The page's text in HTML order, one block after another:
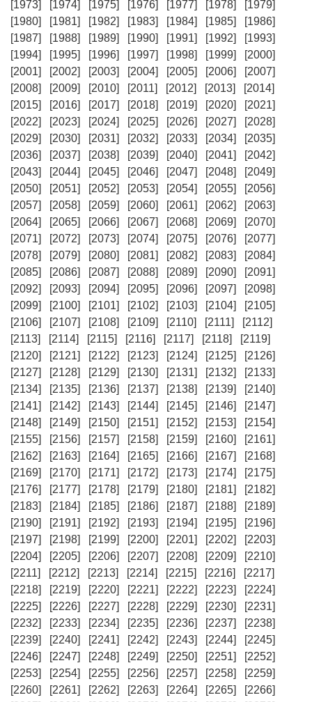
[1973] [1974] [1975] [1976] [1977] [1978]
[1979]
[1980]
[1981] [1982] [1983] [1984] [1985]
[1986]
[1987]
[1988] [1989] [1990] [1991] [1992]
[1993]
[1994]
[1995] [1996] [1997] [1998] [1999]
[2000]
[2001]
[2002] [2003] [2004] [2005] [2006]
[2007]
[2008]
[2009] [2010] [2011] [2012] [2013]
[2014]
[2015]
[2016] [2017] [2018] [2019] [2020]
[2021]
[2022]
[2023] [2024] [2025] [2026] [2027]
[2028]
[2029]
[2030] [2031] [2032] [2033] [2034]
[2035]
[2036]
[2037] [2038] [2039] [2040] [2041]
[2042]
[2043]
[2044] [2045] [2046] [2047] [2048]
[2049]
[2050]
[2051] [2052] [2053] [2054] [2055]
[2056]
[2057]
[2058] [2059] [2060] [2061] [2062]
[2063]
[2064]
[2065] [2066] [2067] [2068] [2069]
[2070]
[2071]
[2072] [2073] [2074] [2075] [2076]
[2077]
[2078]
[2079] [2080] [2081] [2082] [2083]
[2084]
[2085]
[2086] [2087] [2088] [2089] [2090]
[2091]
[2092]
[2093] [2094] [2095] [2096] [2097]
[2098]
[2099]
[2100] [2101] [2102] [2103] [2104]
[2105]
[2106]
[2107] [2108] [2109] [2110] [2111]
[2112]
[2113]
[2114] [2115] [2116] [2117] [2118]
[2119]
[2120]
[2121] [2122] [2123] [2124] [2125]
[2126]
[2127]
[2128] [2129] [2130] [2131] [2132]
[2133]
[2134]
[2135] [2136] [2137] [2138] [2139]
[2140]
[2141]
[2142] [2143] [2144] [2145] [2146]
[2147]
[2148]
[2149] [2150] [2151] [2152] [2153]
[2154]
[2155]
[2156] [2157] [2158] [2159] [2160]
[2161]
[2162]
[2163] [2164] [2165] [2166] [2167]
[2168]
[2169]
[2170] [2171] [2172] [2173] [2174]
[2175]
[2176]
[2177] [2178] [2179] [2180] [2181]
[2182]
[2183]
[2184] [2185] [2186] [2187] [2188]
[2189]
[2190]
[2191] [2192] [2193] [2194] [2195]
[2196]
[2197]
[2198] [2199] [2200] [2201] [2202]
[2203]
[2204]
[2205] [2206] [2207] [2208] [2209]
[2210]
[2211]
[2212] [2213] [2214] [2215] [2216]
[2217]
[2218]
[2219] [2220] [2221] [2222] [2223]
[2224]
[2225]
[2226] [2227] [2228] [2229] [2230]
[2231]
[2232]
[2233] [2234] [2235] [2236] [2237]
[2238]
[2239]
[2240] [2241] [2242] [2243] [2244]
[2245]
[2246]
[2247] [2248] [2249] [2250] [2251]
[2252]
[2253]
[2254] [2255] [2256] [2257] [2258]
[2259]
[2260]
[2261] [2262] [2263] [2264] [2265]
[2266]